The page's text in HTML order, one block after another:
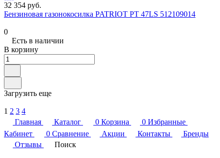
32 354 руб.
Бензиновая газонокосилка PATRIOT PT 47LS 512109014
0
Есть в наличии
В корзину
Загрузить еще
1 2 3 4
Главная
Каталог 0 Корзина 0 Избранные
Кабинет
0 Сравнение Акции Контакты
Бренды
Отзывы
Поиск